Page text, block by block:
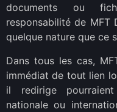
documents ou
responsabilité de MFT
quelque nature que ce
Dans tous les cas,
immédiat de tout lien
il redirige
nationale ou